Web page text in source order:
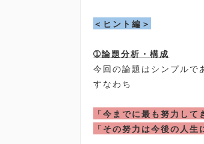
＜ヒント編＞
➀論題分析・構成
今回の論題はシンプルで
すなわち
「今までに最も努力して
「その努力は今後の人生